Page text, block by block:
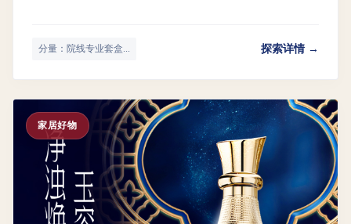
分量：院线专业套盒... 探索详情 →
家居好物